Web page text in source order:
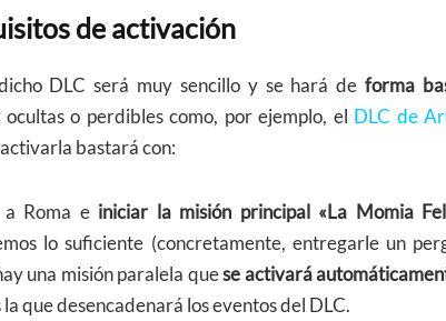
de activación
DLC será muy sencillo y se hará de forma
ocultas o perdibles como, por ejemplo, el DLC de
bastará con:
a Roma e iniciar la misión principal «La Momia
lo suficiente (concretamente, entregarle un
una misión paralela quese activará
la que desencadenará los eventos del DLC.